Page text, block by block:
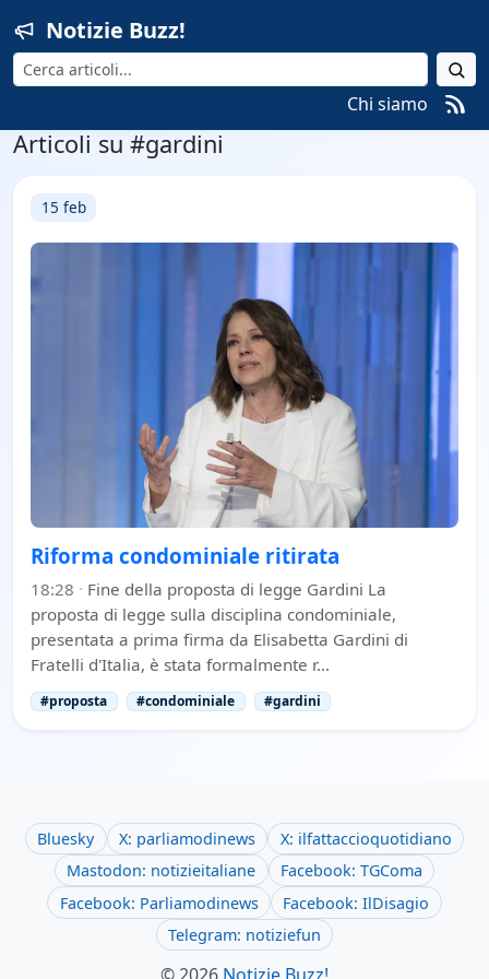
Notizie Buzz!
Cerca
Chi siamo
Articoli su #gardini
15 feb
Riforma condominiale ritirata
18:28 · Fine della proposta di legge Gardini La
proposta di legge sulla disciplina condominiale,
presentata a prima firma da Elisabetta Gardini di
Fratelli d'Italia, è stata formalmente r…
#proposta #condominiale #gardini
Bluesky X: parliamodinews
X: ilfattaccioquotidiano
Mastodon: notizieitaliane
Facebook: TGComa
Facebook: Parliamodinews
Facebook: IlDisagio
Telegram: notiziefun